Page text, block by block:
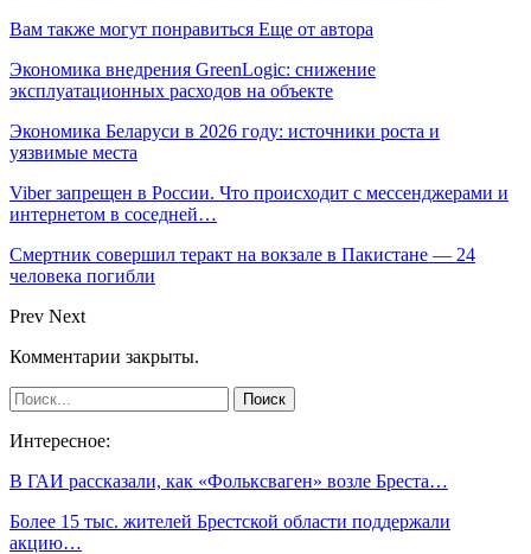
Вам также могут понравиться Еще от автора
Экономика внедрения GreenLogic: снижение
эксплуатационных расходов на объекте
Экономика Беларуси в 2026 году: источники роста и
уязвимые места
Viber запрещен в России. Что происходит с мессенджерами и
интернетом в соседней…
Смертник совершил теракт на вокзале в Пакистане — 24
человека погибли
Prev Next
Комментарии закрыты.
Интересное:
В ГАИ рассказали, как «Фольксваген» возле Бреста…
Более 15 тыс. жителей Брестской области поддержали
акцию…